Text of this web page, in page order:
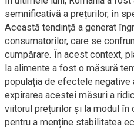
semnificativă a prețurilor, în
Această tendință a generat
consumatorilor, care se
cumpărare. În acest context,
la alimente a fost o măsură
populația de efectele negative
expirarea acestei măsuri a
viitorul prețurilor și la modul în
pentru a menține stabilitatea